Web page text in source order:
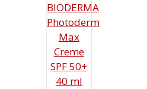
BIODERMA
Photoderm
Max
Creme
SPF 50+
40 ml